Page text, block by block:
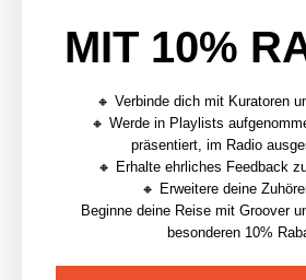
auf sichverändernde
Trends, technologische
aufkommende Subkulturen und
deine Herangehensweise und
ändern, um relevant zu bleiben
deiner musikalischen
MIT 10%
🔸 Verbinde dich mit Kuratoren
🔸 Werde in Playlists
präsentiert, im Radio
🔸 Erhalte ehrliches Feedback
🔸 Erweitere deine
Beginne deine Reise mit Groover
besonderen 10%